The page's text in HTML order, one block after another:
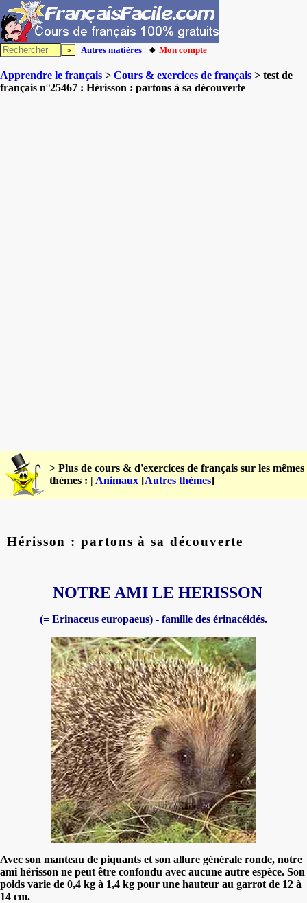
Autres matières | 🔸 Mon compte
Apprendre le français > Cours & exercices de français > test de
français n°25467 : Hérisson : partons à sa découverte
> Plus de cours & d'exercices de français sur les mêmes
thèmes : | Animaux [Autres thèmes]
Hérisson : partons à sa découverte
NOTRE AMI LE HERISSON
(= Erinaceus europaeus) - famille des érinacéidés.
Avec son manteau de piquants et son allure générale ronde, notre
ami hérisson ne peut être confondu avec aucune autre espèce. Son
poids varie de 0,4 kg à 1,4 kg pour une hauteur au garrot de 12 à
14 cm.